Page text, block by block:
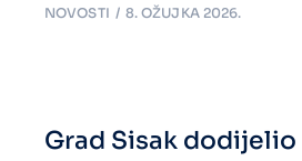
NOVOSTI 8. OŽUJKA 2026.
Grad Sisak